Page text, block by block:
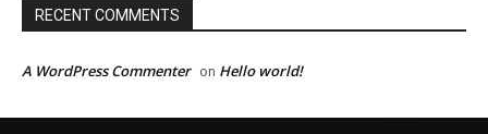
RECENT COMMENTS
A WordPress Commenter on Hello world!